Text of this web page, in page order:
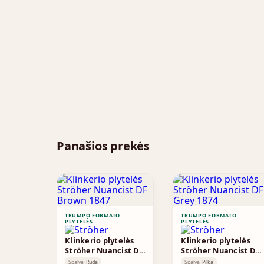
Panašios prekės
TRUMPO FORMATO
PLYTELĖS
Klinkerio plytelės
Ströher Nuancist DF
Brown 1847
Spalva Ruda
TRUMPO FORMATO
PLYTELĖS
Klinkerio plytelės
Ströher Nuancist DF
Grey 1874
Spalva Pilka